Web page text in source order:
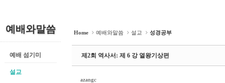
예배와말씀
예배 섬기미
설교
Home 예배와말씀 설교 성경공부
제2회 역사서: 제 6 강 열왕기상편
azangc